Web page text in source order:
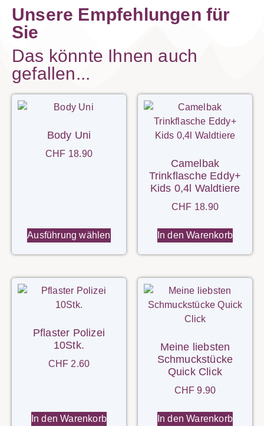
Unsere Empfehlungen für
Sie
Das könnte Ihnen auch
gefallen...
Body Uni
CHF 18.90
Ausführung wählen
Camelbak
Trinkflasche Eddy+
Kids 0,4l Waldtiere
CHF 18.90
In den Warenkorb
Pflaster Polizei
10Stk.
CHF 2.60
In den Warenkorb
Meine liebsten
Schmuckstücke
Quick Click
CHF 9.90
In den Warenkorb